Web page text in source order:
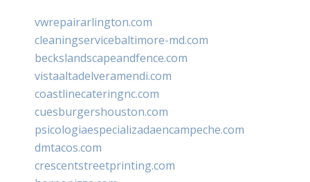
vwrepairarlington.com
cleaningservicebaltimore-md.com
beckslandscapeandfence.com
vistaaltadelveramendi.com
coastlinecateringnc.com
cuesburgershouston.com
psicologiaespecializadaencampeche.com
dmtacos.com
crescentstreetprinting.com